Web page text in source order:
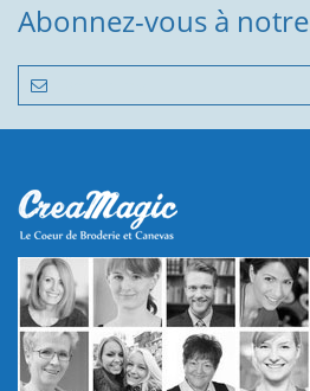
Abonnez-vous à notre